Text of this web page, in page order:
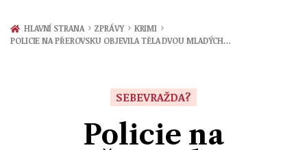
Zprávy
HLAVNÍ STRANA › ZPRÁVY › KRIMI ›
POLICIE NA PŘEROVSKU OBJEVILA TĚLA DVOU MLADÝCH…
SEBEVRAŽDA?
Policie na